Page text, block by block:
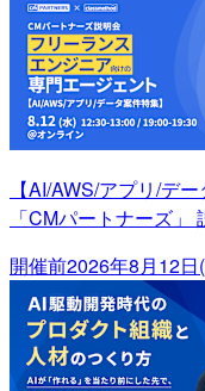
【AI/AWS/アプリ/デ
「CMパートナーズ」
開催前2026年8月12日